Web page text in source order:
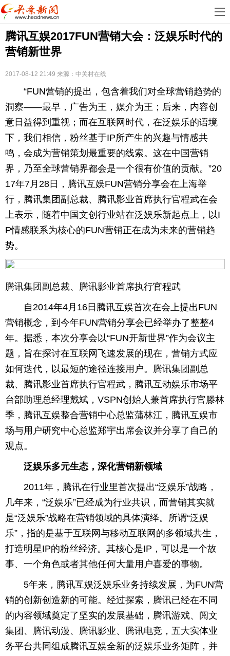
首
乐
科
地
产
汽
车
育
健
活
时
育
育
儿
旅
戏
快
讯
财
富
文
化
腾讯互娱2017FUN营销大会：泛娱乐时代的
营销新世界
2017-08-12 21:49 来源：中关村在线
“FUN营销的提出，包含着我们对全球营销趋势的
洞察——最早，广告为王，媒介为王；后来，内容创
意日益得到重视；而在互联网时代，在泛娱乐的语境
下，我们相信，粉丝基于IP所产生的兴趣与情感共
鸣，会成为营销策划最重要的线索。这在中国营销
界，乃至全球营销界都会是一个很有价值的贡献。”20
17年7月28日，腾讯互娱FUN营销分享会在上海举
行，腾讯集团副总裁、腾讯影业首席执行官程武在会
上表示，随着中国文创行业站在泛娱乐新起点上，以I
P情感联系为核心的FUN营销正在成为未来的营销趋
势。
腾讯集团副总裁、腾讯影业首席执行官程武
自2014年4月16日腾讯互娱首次在会上提出FUN
营销概念，到今年FUN营销分享会已经举办了整整4
年。据悉，本次分享会以“FUN开新世界”作为会议主
题，旨在探讨在互联网飞速发展的现在，营销方式应
如何迭代，以最短的途径连接用户。腾讯集团副总
裁、腾讯影业首席执行官程武，腾讯互动娱乐市场平
台部助理总经理戴斌，VSPN创始人兼首席执行官滕林
季，腾讯互娱整合营销中心总监蒲林江，腾讯互娱市
场与用户研究中心总监郑宇出席会议并分享了自己的
观点。
泛娱乐多元生态，深化营销新领域
2011年，腾讯在行业里首次提出“泛娱乐”战略，
几年来，“泛娱乐”已经成为行业共识，而营销其实就
是“泛娱乐”战略在营销领域的具体演绎。所谓“泛娱
乐”，指的是基于互联网与移动互联网的多领域共生，
打造明星IP的粉丝经济。其核心是IP，可以是一个故
事、一个角色或者其他任何大量用户喜爱的事物。
5年来，腾讯互娱泛娱乐业务持续发展，为FUN营
销的创新创造新的可能。经过探索，腾讯已经在不同
的内容领域奠定了坚实的发展基础，腾讯游戏、阅文
集团、腾讯动漫、腾讯影业、腾讯电竞，五大实体业
务平台共同组成腾讯互娱全新的泛娱乐业务矩阵，并